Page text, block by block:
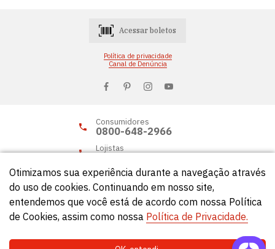
Acessar boletos
Política de privacidade
Canal de Denúncia
Consumidores
0800-648-2966
Lojistas
© Círculo 2026 - Todos os direitos reservados.
Otimizamos sua experiência durante a navegação através
do uso de cookies. Continuando em nosso site,
entendemos que você está de acordo com nossa Política
de Cookies, assim como nossa Política de Privacidade.